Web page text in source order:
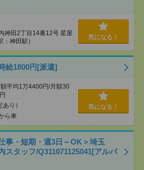
神田2丁目14番12号 星屋
神田駅）
気になる！
給1800円[派遣]
平均1万4400円/月額30
り）
ら車
気になる！
事・短期・週3日～OK＞埼玉
スタッフ/Q311071125041[アルバ